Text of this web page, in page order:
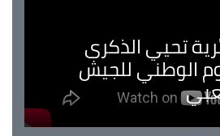
تحيي الذكرى
الوطني للجيش